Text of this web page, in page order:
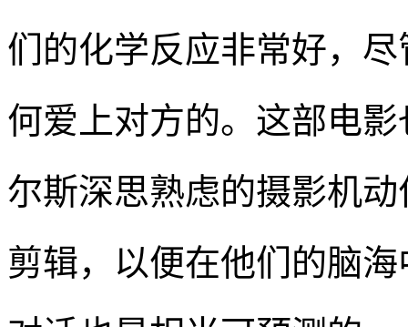
们的化学反应非常好，
何爱上对方的。这部电
尔斯深思熟虑的摄影机
剪辑，以便在他们的脑